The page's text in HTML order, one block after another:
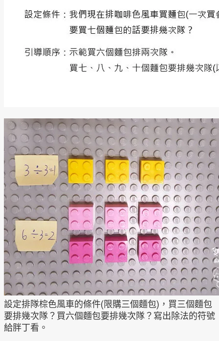
設定排隊棕色風車的條件(限購三個麵包)，買三個麵包
要排幾次隊？買六個麵包要排幾次隊？寫出除法的符號
給胖丁看。